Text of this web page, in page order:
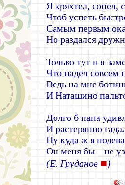
Я кряхтел, сопел,
Чтоб успеть
Самым первым
Но раздался
Только тут и я
Что надел совсем
Ведь на мне
И Наташино
Долго б папа
И растерянно
Ну куда ж я
Он меня бы – не
(Е. Груданов ■)